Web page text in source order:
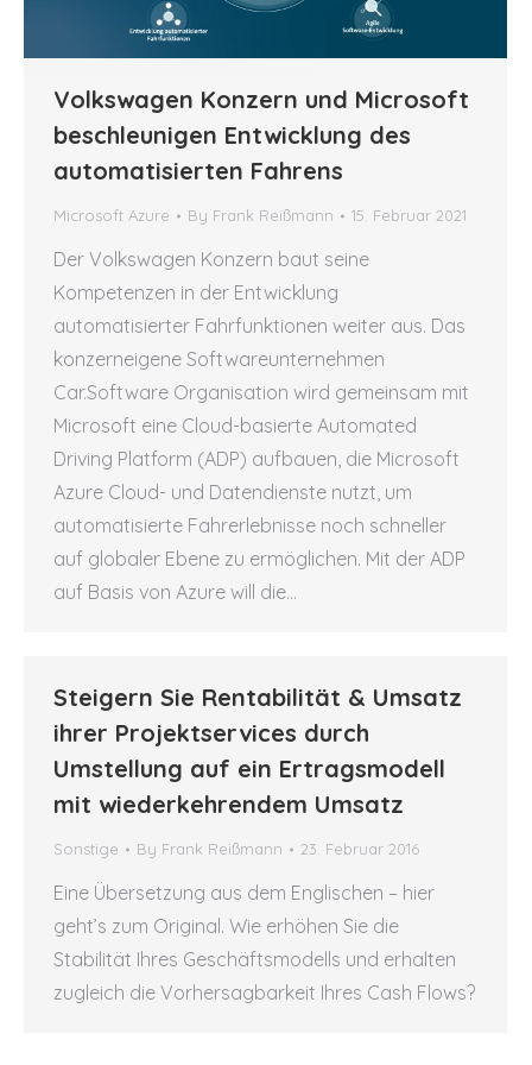
Volkswagen Konzern und Microsoft
beschleunigen Entwicklung des
automatisierten Fahrens
Microsoft Azure By Frank Reißmann 15. Februar 2021
Der Volkswagen Konzern baut seine
Kompetenzen in der Entwicklung
automatisierter Fahrfunktionen weiter aus. Das
konzerneigene Softwareunternehmen
Car.Software Organisation wird gemeinsam mit
Microsoft eine Cloud-basierte Automated
Driving Platform (ADP) aufbauen, die Microsoft
Azure Cloud- und Datendienste nutzt, um
automatisierte Fahrerlebnisse noch schneller
auf globaler Ebene zu ermöglichen. Mit der ADP
auf Basis von Azure will die…
Steigern Sie Rentabilität & Umsatz
ihrer Projektservices durch
Umstellung auf ein Ertragsmodell
mit wiederkehrendem Umsatz
Sonstige By Frank Reißmann 23. Februar 2016
Eine Übersetzung aus dem Englischen – hier
geht’s zum Original. Wie erhöhen Sie die
Stabilität Ihres Geschäftsmodells und erhalten
zugleich die Vorhersagbarkeit Ihres Cash Flows?